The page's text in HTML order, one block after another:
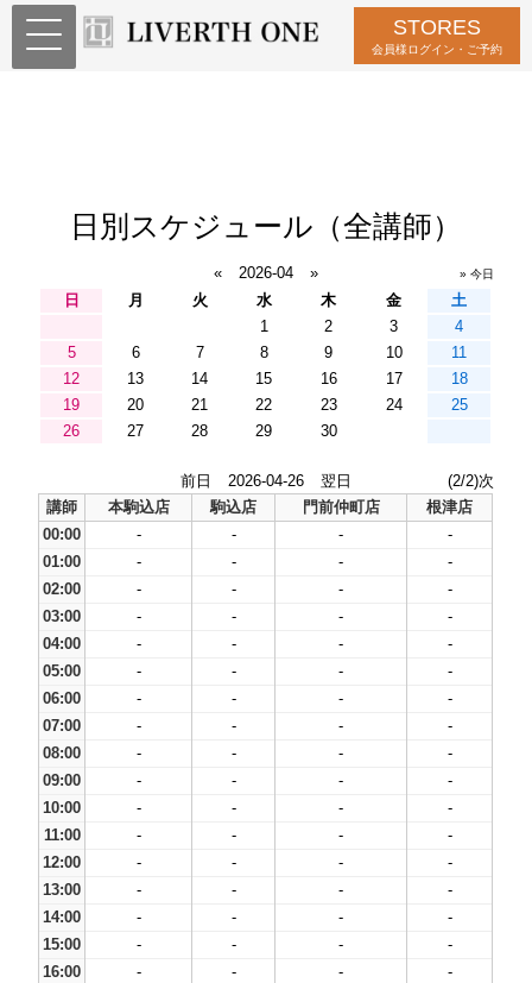
STORES
会員様ログイン・ご予約
日別スケジュール（全講師）
« 2026-04 » » 今日
日 月 火 水 木 金
土
1
2 3
4
5
6 7 8 9 10
11
12
13 14 15 16 17
18
19
20 21 22 23 24
25
26
27 28 29 30
前日 2026-04-26 翌日
(2/2)次
講師
本駒込店 駒込店 門前仲町店
根津店
00:00
- - -
-
01:00
- - -
-
02:00
- - -
-
03:00
- - -
-
04:00
- - -
-
05:00
- - -
-
06:00
- - -
-
07:00
- - -
-
08:00
- - -
-
09:00
- - -
-
10:00
- - -
-
11:00
- - -
-
12:00
- - -
-
13:00
- - -
-
14:00
- - -
-
15:00
- - -
-
16:00
- - -
-